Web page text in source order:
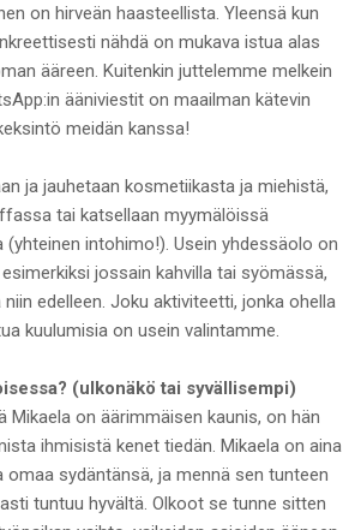
on hirveän haasteellista. Yleensä kun
nähdä on mukava istua alas
ääreen. Kuitenkin juttelemme melkein
ääniviestit on maailman kätevin
meidän kanssa!
ja jauhetaan kosmetiikasta ja miehistä,
tai katsellaan myymälöissä
intohimo!). Usein yhdessäolo on
jossain kahvilla tai syömässä,
edelleen. Joku aktiviteetti, jonka ohella
kuulumisia on usein valintamme.
(ulkonäkö tai syvällisempi)
Mikaela on äärimmäisen kaunis, on hän
ihmisistä kenet tiedän. Mikaela on aina
omaa sydäntänsä, ja mennä sen tunteen
tuntuu hyvältä. Olkoot se tunne sitten